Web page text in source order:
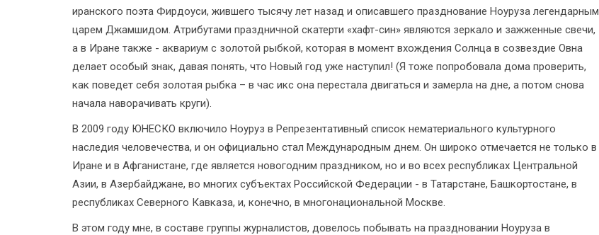
иранского поэта Фирдоуси, жившего тысячу лет назад и описавшего празднование Ноуруза легендарным
царем Джамшидом. Атрибутами праздничной скатерти «хафт-син» являются зеркало и зажженные свечи,
а в Иране также - аквариум с золотой рыбкой, которая в момент вхождения Солнца в созвездие Овна
делает особый знак, давая понять, что Новый год уже наступил! (Я тоже попробовала дома проверить,
как поведет себя золотая рыбка – в час икс она перестала двигаться и замерла на дне, а потом снова
начала наворачивать круги).
В 2009 году ЮНЕСКО включило Ноуруз в Репрезентативный список нематериального культурного
наследия человечества, и он официально стал Международным днем. Он широко отмечается не только в
Иране и в Афганистане, где является новогодним праздником, но и во всех республиках Центральной
Азии, в Азербайджане, во многих субъектах Российской Федерации - в Татарстане, Башкортостане, в
республиках Северного Кавказа, и, конечно, в многонациональной Москве.
В этом году мне, в составе группы журналистов, довелось побывать на праздновании Ноуруза в